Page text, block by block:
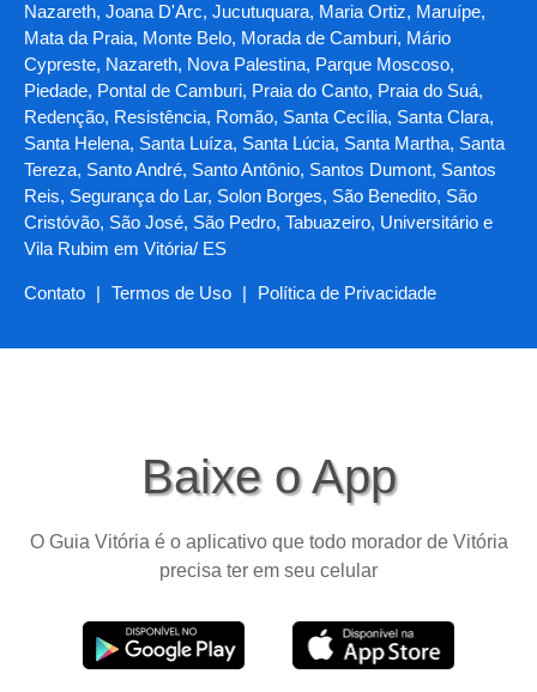
Nazareth, Joana D'Arc, Jucutuquara, Maria Ortiz, Maruípe,
Mata da Praia, Monte Belo, Morada de Camburi, Mário
Cypreste, Nazareth, Nova Palestina, Parque Moscoso,
Piedade, Pontal de Camburi, Praia do Canto, Praia do Suá,
Redenção, Resistência, Romão, Santa Cecília, Santa Clara,
Santa Helena, Santa Luíza, Santa Lúcia, Santa Martha, Santa
Tereza, Santo André, Santo Antônio, Santos Dumont, Santos
Reis, Segurança do Lar, Solon Borges, São Benedito, São
Cristóvão, São José, São Pedro, Tabuazeiro, Universitário e
Vila Rubim em Vitória/ ES
Contato | Termos de Uso | Política de Privacidade
Baixe o App
O Guia Vitória é o aplicativo que todo morador de Vitória
precisa ter em seu celular